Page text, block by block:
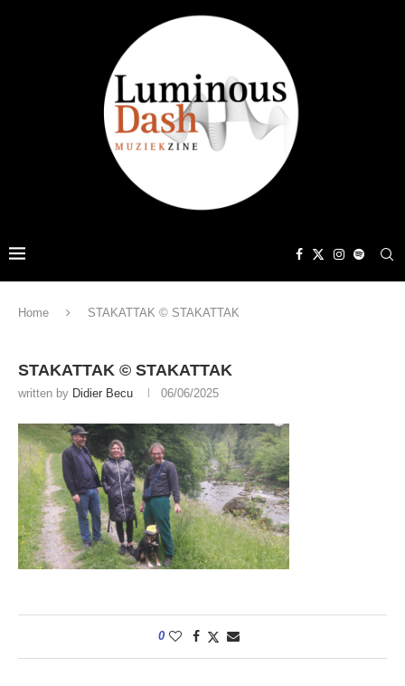
Home STAKATTAK © STAKATTAK
STAKATTAK © STAKATTAK
written by Didier Becu 06/06/2025
0